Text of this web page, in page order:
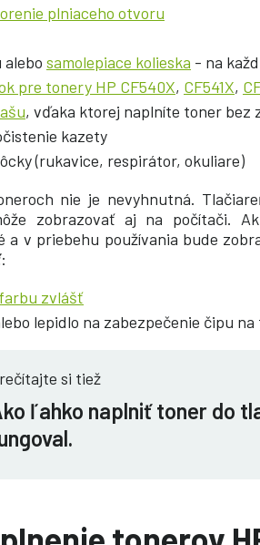
plniaceho otvoru
samolepiace kolieska - na
pre tonery HP CF540X, CF541X,
, vďaka ktorej naplníte toner bez
kazety
(rukavice, respirátor, okuliare)
nie je nevyhnutná.
zobrazovať aj na počítači.
a v priebehu používania bude
:
zvlášť
lepidlo na zabezpečenie čipu
si tiež
ľahko naplniť toner do